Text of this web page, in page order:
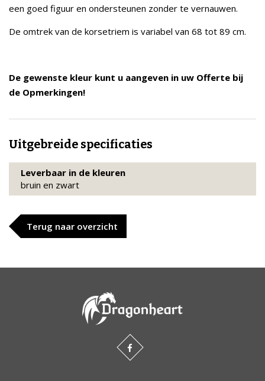
een goed figuur en ondersteunen zonder te vernauwen.
De omtrek van de korsetriem is variabel van 68 tot 89 cm.
De gewenste kleur kunt u aangeven in uw Offerte bij
de Opmerkingen!
Uitgebreide specificaties
Leverbaar in de kleuren
bruin en zwart
Terug naar overzicht